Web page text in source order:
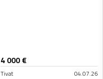
4 000€
Tivat 04.07.26